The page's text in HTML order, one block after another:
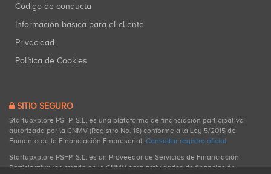
Código de conducta
Información básica para el cliente
Privacidad
Política de Cookies
SITIO SEGURO
Startupxplore PSFP, S.L. es una plataforma de financiación participativa
autorizada por la CNMV (Registro No. 18) conforme a la Ley 5/2015 de
Fomento de la Financiación Empresarial. Consultar registro oficial.
Startupxplore PSFP, S.L. es un Proveedor de Servicios de Financiación
Participativa registrado en la CNMV para actividades de financiación